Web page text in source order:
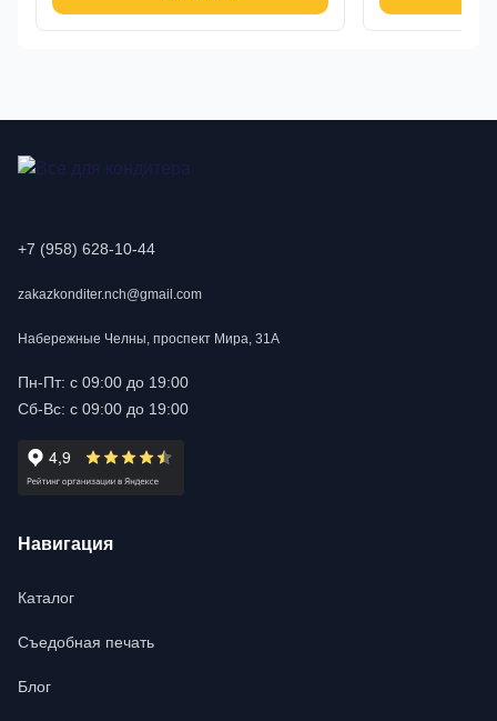
+7 (958) 628-10-44
zakazkonditer.nch@gmail.com
Набережные Челны, проспект Мира, 31А
Пн-Пт: с 09:00 до 19:00
Сб-Вс: с 09:00 до 19:00
Навигация
Каталог
Съедобная печать
Блог